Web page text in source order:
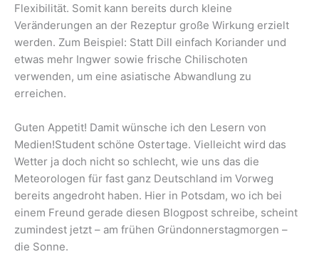
Flexibilität. Somit kann bereits durch kleine
Veränderungen an der Rezeptur große Wirkung erzielt
werden. Zum Beispiel: Statt Dill einfach Koriander und
etwas mehr Ingwer sowie frische Chilischoten
verwenden, um eine asiatische Abwandlung zu
erreichen.
Guten Appetit! Damit wünsche ich den Lesern von
Medien!Student schöne Ostertage. Vielleicht wird das
Wetter ja doch nicht so schlecht, wie uns das die
Meteorologen für fast ganz Deutschland im Vorweg
bereits angedroht haben. Hier in Potsdam, wo ich bei
einem Freund gerade diesen Blogpost schreibe, scheint
zumindest jetzt – am frühen Gründonnerstagmorgen –
die Sonne.